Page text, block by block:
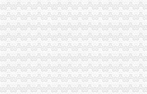
宣教处支部用“三心”重庆代办公司推行“一讲二评
忠县局建好“三大平台”重庆税务注销加大源头腐
工商动态
忠县人民追加财政配套资金420万元助推微企发展
我市重庆分公司注销出台在校大创办微型企业相
宣教处精心组织全市重庆营业执照注销工商工作
渝北局重庆营业执照注销创新三大执法机制积查
忠县局重庆税务注销突出四抓做好保密工作
企业处被评为市重庆税务注销集中清理执行积案